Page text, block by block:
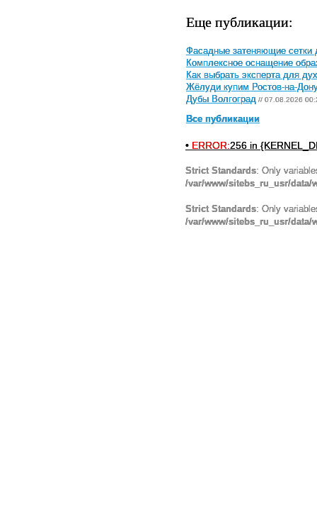
Еще публикации:
Фасадные затеняющие сетки
Комплексное оснащение
Как выбрать эксперта для
Жёлуди купим Ростов-на-
Дубы Волгоград // 07.08.2026
Все публикации
• ERROR:256 in
Strict Standards: Only
/var/www/sitebs_ru_usr/
Strict Standards: Only
/var/www/sitebs_ru_usr/